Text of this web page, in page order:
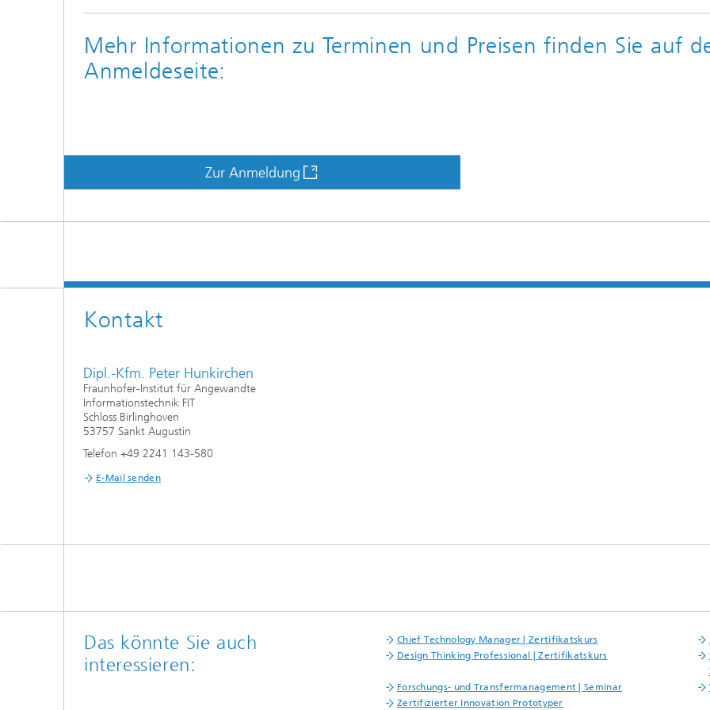
Mehr Informationen zu Terminen und Preisen finden Sie auf
Anmeldeseite:
Zur Anmeldung
Kontakt
Dipl.-Kfm. Peter Hunkirchen
Fraunhofer-Institut für Angewandte
Informationstechnik FIT
Schloss Birlinghoven
53757 Sankt Augustin
Telefon +49 2241 143-580
E-Mail senden
Das könnte Sie auch
interessieren:
Chief Technology Manager | Zertifikatskurs
Design Thinking Professional | Zertifikatskurs
Forschungs- und Transfermanagement | Seminar
Zertifizierter Innovation Prototyper